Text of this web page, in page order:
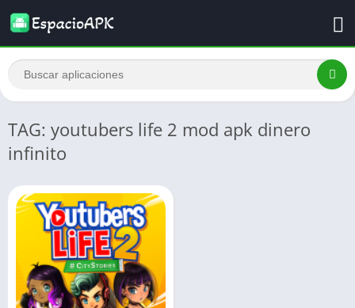
TAG: youtubers life 2 mod apk dinero
infinito